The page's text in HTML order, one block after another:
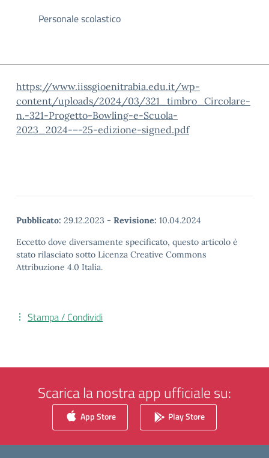
Personale scolastico
https://www.iissgioenitrabia.edu.it/wp-
content/uploads/2024/03/321_timbro_Circolare-
n.-321-Progetto-Bowling-e-Scuola-
2023_2024-–-25-edizione-signed.pdf
Pubblicato: 29.12.2023 - Revisione: 10.04.2024
Eccetto dove diversamente specificato, questo articolo è
stato rilasciato sotto Licenza Creative Commons
Attribuzione 4.0 Italia.
Stampa / Condividi
Scarica la nostra app ufficiale su:
App Store Play Store